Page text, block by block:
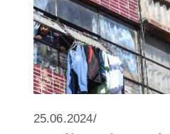
25.06.2024/